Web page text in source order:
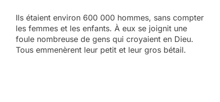
Ils étaient environ 600 000 hommes, sans compter
les femmes et les enfants. À eux se joignit une
foule nombreuse de gens qui croyaient en Dieu.
Tous emmenèrent leur petit et leur gros bétail.